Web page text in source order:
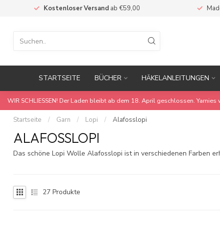
Kostenloser Versand ab €59,00
STARTSEITE BÜCHER HÄKELANLEITUNGEN
WIR SCHLIESSEN! Der Laden bleibt ab dem 18. April geschlossen.
Startseite / Garn / Lopi / Alafosslopi
ALAFOSSLOPI
Das schöne Lopi Wolle Alafosslopi ist in verschiedenen Farben
27 Produkte